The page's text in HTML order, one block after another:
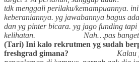
tdk menggali perilaku/kemampuannya.
keberaniannya. yg jawabannya bagus
dan yg pinter bicara. yg jago funding tapi
kelihatan. Nah…pas
(Tari) Ini kalo rekrutmen yg sudah
freshgrad gimana? Kalau